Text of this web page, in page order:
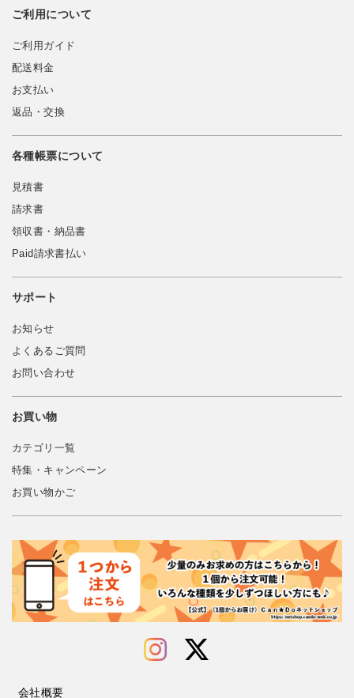
ご利用について
ご利用ガイド
配送料金
お支払い
返品・交換
各種帳票について
見積書
請求書
領収書・納品書
Paid請求書払い
サポート
お知らせ
よくあるご質問
お問い合わせ
お買い物
カテゴリ一覧
特集・キャンペーン
お買い物かご
会社概要